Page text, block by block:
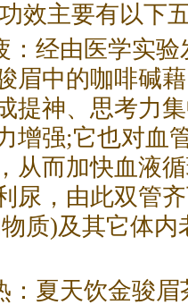
主要有以下
经由医学实验
眉中的咖啡碱
提神、思考力
增强;它也对血
从而加快血液
尿，由此双管
质)及其它体内
夏天饮金骏眉